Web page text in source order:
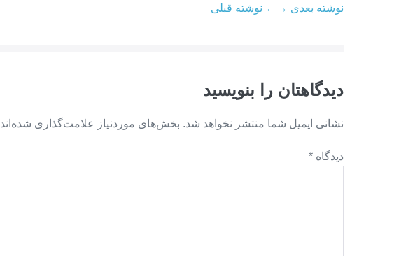
ناوبری
← نوشته قبلی نوشته بعدی →
دیدگاهتان را بنویسید
نشانی ایمیل شما منتشر نخواهد شد. بخش‌های موردنیاز علامت‌گذاری شده‌اند
دیدگاه *